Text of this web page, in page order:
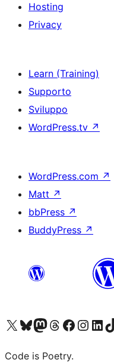
Hosting
Privacy
Learn (Training)
Supporto
Sviluppo
WordPress.tv ↗
WordPress.com ↗
Matt ↗
bbPress ↗
BuddyPress ↗
Visita il nostro account X (ex Twitter)
Visita il nostro account Bluesky
Visita il nostro account Mastodon
Visita il nostro account Threads
Visita la nostra pagina
Visita il nostro
Visita il
Code is Poetry.